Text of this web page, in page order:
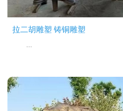
拉二胡雕塑 铸铜雕塑